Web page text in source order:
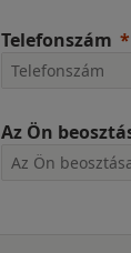
Telefonszám
Az Ön